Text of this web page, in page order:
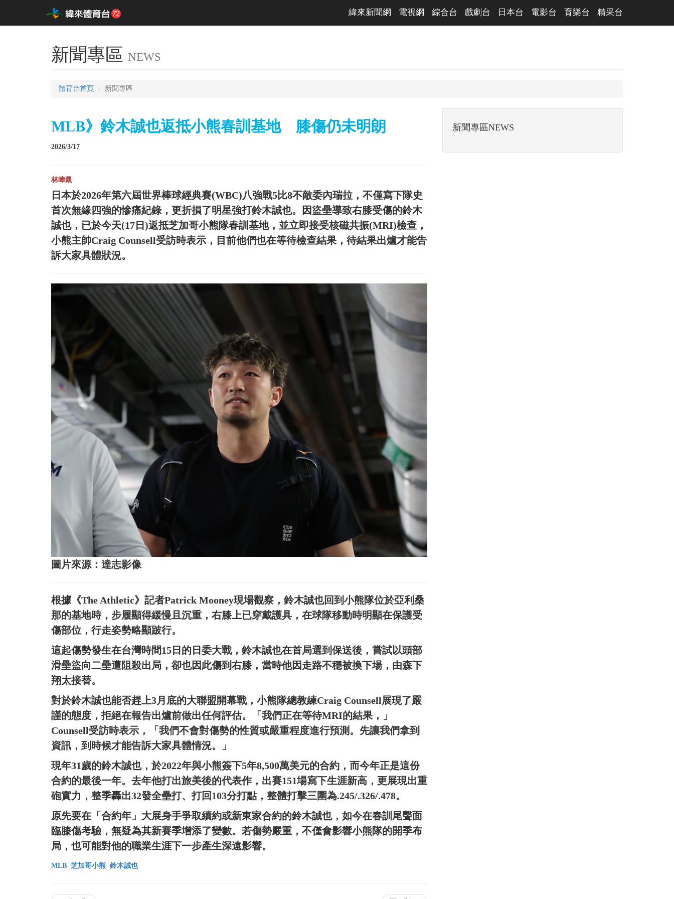
緯來新聞網 電視網 綜合台 戲劇台 日本台 電影台 育樂台 精采台
新聞專區 NEWS
體育台首頁 新聞專區
MLB》鈴木誠也返抵小熊春訓基地 膝傷仍未明朗
2026/3/17
林暐凱
日本於2026年第六屆世界棒球經典賽(WBC)八強戰5比8不敵委內瑞拉，不僅寫下隊史
首次無緣四強的慘痛紀錄，更折損了明星強打鈴木誠也。因盜壘導致右膝受傷的鈴木
誠也，已於今天(17日)返抵芝加哥小熊隊春訓基地，並立即接受核磁共振(MRI)檢查，
小熊主帥Craig Counsell受訪時表示，目前他們也在等待檢查結果，待結果出爐才能告
訴大家具體狀況。
圖片來源：達志影像
根據《The Athletic》記者Patrick Mooney現場觀察，鈴木誠也回到小熊隊位於亞利桑
那的基地時，步履顯得緩慢且沉重，右膝上已穿戴護具，在球隊移動時明顯在保護受
傷部位，行走姿勢略顯跛行。
這起傷勢發生在台灣時間15日的日委大戰，鈴木誠也在首局選到保送後，嘗試以頭部
滑壘盜向二壘遭阻殺出局，卻也因此傷到右膝，當時他因走路不穩被換下場，由森下
翔太接替。
對於鈴木誠也能否趕上3月底的大聯盟開幕戰，小熊隊總教練Craig Counsell展現了嚴
謹的態度，拒絕在報告出爐前做出任何評估。「我們正在等待MRI的結果，」
Counsell受訪時表示，「我們不會對傷勢的性質或嚴重程度進行預測。先讓我們拿到
資訊，到時候才能告訴大家具體情況。」
現年31歲的鈴木誠也，於2022年與小熊簽下5年8,500萬美元的合約，而今年正是這份
合約的最後一年。去年他打出旅美後的代表作，出賽151場寫下生涯新高，更展現出重
砲實力，整季轟出32發全壘打、打回103分打點，整體打擊三圍為.245/.326/.478。
原先要在「合約年」大展身手爭取續約或新東家合約的鈴木誠也，如今在春訓尾聲面
臨膝傷考驗，無疑為其新賽季增添了變數。若傷勢嚴重，不僅會影響小熊隊的開季布
局，也可能對他的職業生涯下一步產生深遠影響。
MLB 芝加哥小熊 鈴木誠也
新聞專區NEWS